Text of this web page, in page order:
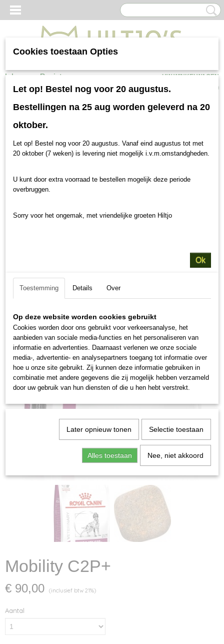
Inloggen Registreren UW WINKELWAGEN
Geen producten (0)
Mobility C2P+
€ 90,00 (inclusief btw 21%)
Aantal
Cookies toestaan Opties
Let op! Bestel nog voor 20 augustus.
Bestellingen na 25 aug worden geleverd na 20
oktober.
Let op! Bestel nog voor 20 augustus. Vanaf eind augustus tot met
20 oktober (7 weken) is levering niet mogelijk i.v.m.omstandgheden.
U kunt door extra voorraad te bestellen mogelijk deze periode
overbruggen.
Sorry voor het ongemak, met vriendelijke groeten Hiltjo
Ok
Toestemming Details Over
Op deze website worden cookies gebruikt
Cookies worden door ons gebruikt voor verkeersanalyse, het
aanbieden van sociale media-functies en het personaliseren van
informatie en advertenties. Daarnaast verlenen we onze sociale
media-, advertentie- en analysepartners toegang tot informatie over
hoe u onze site gebruikt. Zij kunnen deze informatie gebruiken in
combinatie met andere gegevens die zij mogelijk hebben verzameld
door uw gebruik van hun diensten of die u hen hebt verstrekt.
Later opnieuw tonen Selectie toestaan
Alles toestaan Nee, niet akkoord